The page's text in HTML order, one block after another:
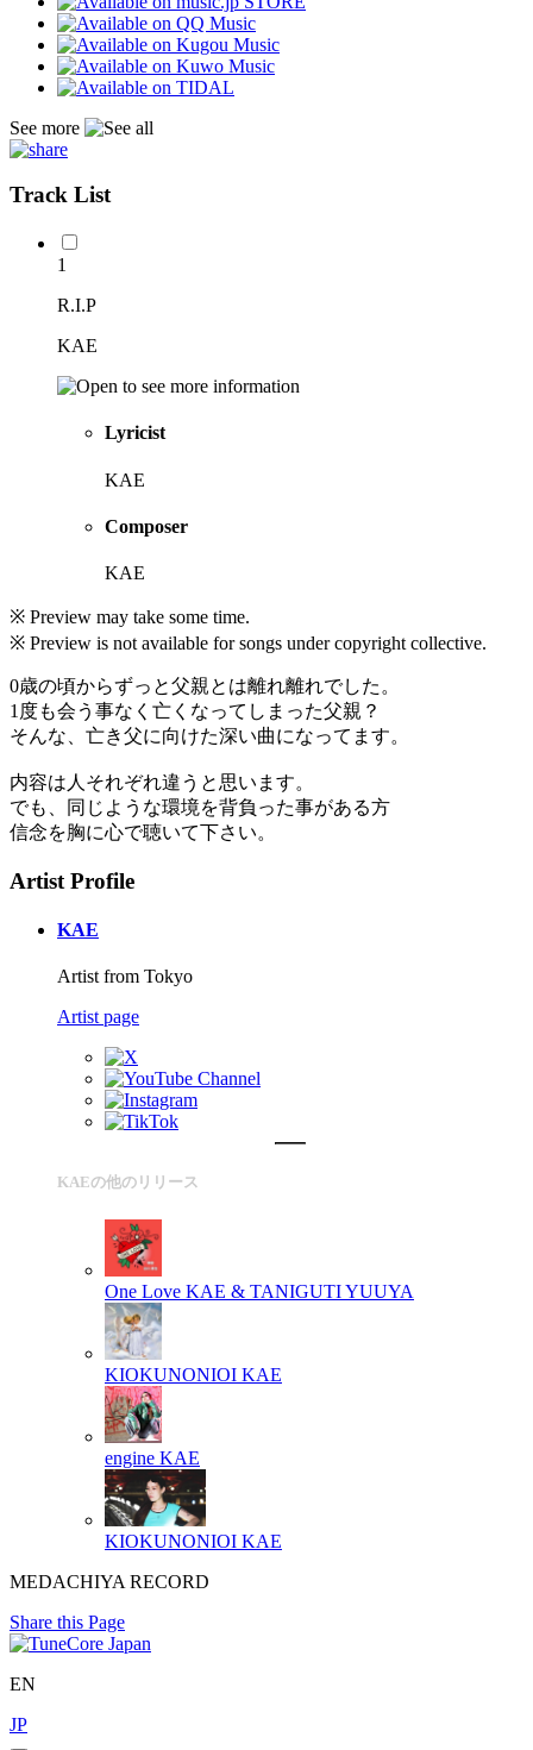
See more
Track List
1
R.I.P
KAE
Lyricist
KAE
Composer
KAE
※ Preview may take some time.
※ Preview is not available for songs under copyright collective.
0歳の頃からずっと父親とは離れ離れでした。
1度も会う事なく亡くなってしまった父親？
そんな、亡き父に向けた深い曲になってます。
内容は人それぞれ違うと思います。
でも、同じような環境を背負った事がある方
信念を胸に心で聴いて下さい。
Artist Profile
KAE
Artist from Tokyo
Artist page
KAEの他のリリース
One Love KAE & TANIGUTI YUUYA
KIOKUNONIOI KAE
engine KAE
KIOKUNONIOI KAE
MEDACHIYA RECORD
Share this Page
EN
JP